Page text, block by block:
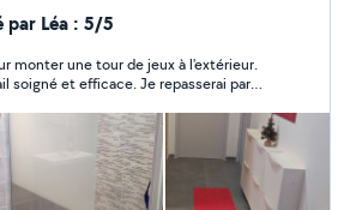
petite l'électricité, de la peinture et
parquet ou vinyle. je suis
mais avant tout très aguerri.
par Léa : 5/5
monter une tour de jeux à l'extérieur.
soigné et efficace. Je repasserai par